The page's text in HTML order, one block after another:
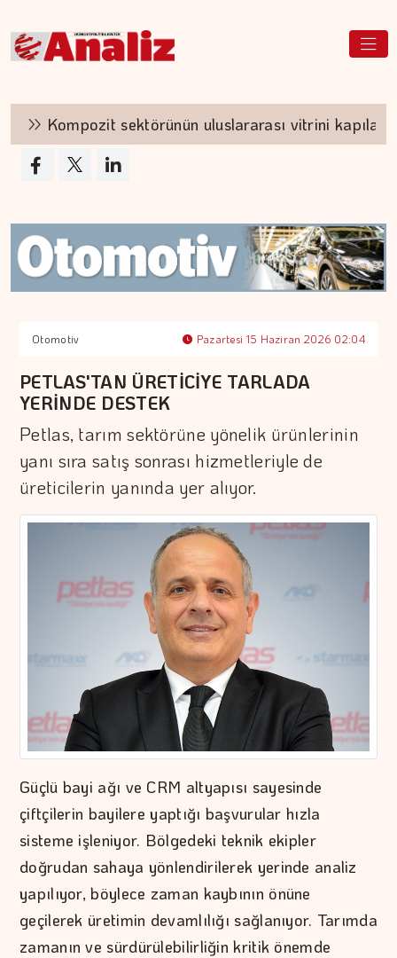
Kompozit sektörünün uluslararası vitrini kapılarını
Otomotiv Pazartesi 15 Haziran 2026 02:04
PETLAS'TAN ÜRETİCİYE TARLADA
YERİNDE DESTEK
Petlas, tarım sektörüne yönelik ürünlerinin
yanı sıra satış sonrası hizmetleriyle de
üreticilerin yanında yer alıyor.
Güçlü bayi ağı ve CRM altyapısı sayesinde
çiftçilerin bayilere yaptığı başvurular hızla
sisteme işleniyor. Bölgedeki teknik ekipler
doğrudan sahaya yönlendirilerek yerinde analiz
yapılıyor, böylece zaman kaybının önüne
geçilerek üretimin devamlılığı sağlanıyor. Tarımda
zamanın ve sürdürülebilirliğin kritik önemde